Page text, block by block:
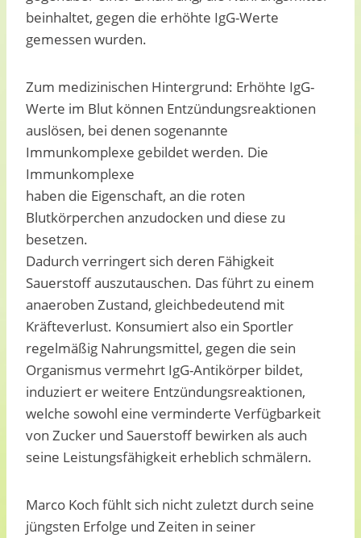
beinhaltet, gegen die erhöhte IgG-Werte
gemessen wurden.
Zum medizinischen Hintergrund: Erhöhte IgG-
Werte im Blut können Entzündungsreaktionen
auslösen, bei denen sogenannte
Immunkomplexe gebildet werden. Die
Immunkomplexe
haben die Eigenschaft, an die roten
Blutkörperchen anzudocken und diese zu
besetzen.
Dadurch verringert sich deren Fähigkeit
Sauerstoff auszutauschen. Das führt zu einem
anaeroben Zustand, gleichbedeutend mit
Kräfteverlust. Konsumiert also ein Sportler
regelmäßig Nahrungsmittel, gegen die sein
Organismus vermehrt IgG-Antikörper bildet,
induziert er weitere Entzündungsreaktionen,
welche sowohl eine verminderte Verfügbarkeit
von Zucker und Sauerstoff bewirken als auch
seine Leistungsfähigkeit erheblich schmälern.
Marco Koch fühlt sich nicht zuletzt durch seine
jüngsten Erfolge und Zeiten in seiner